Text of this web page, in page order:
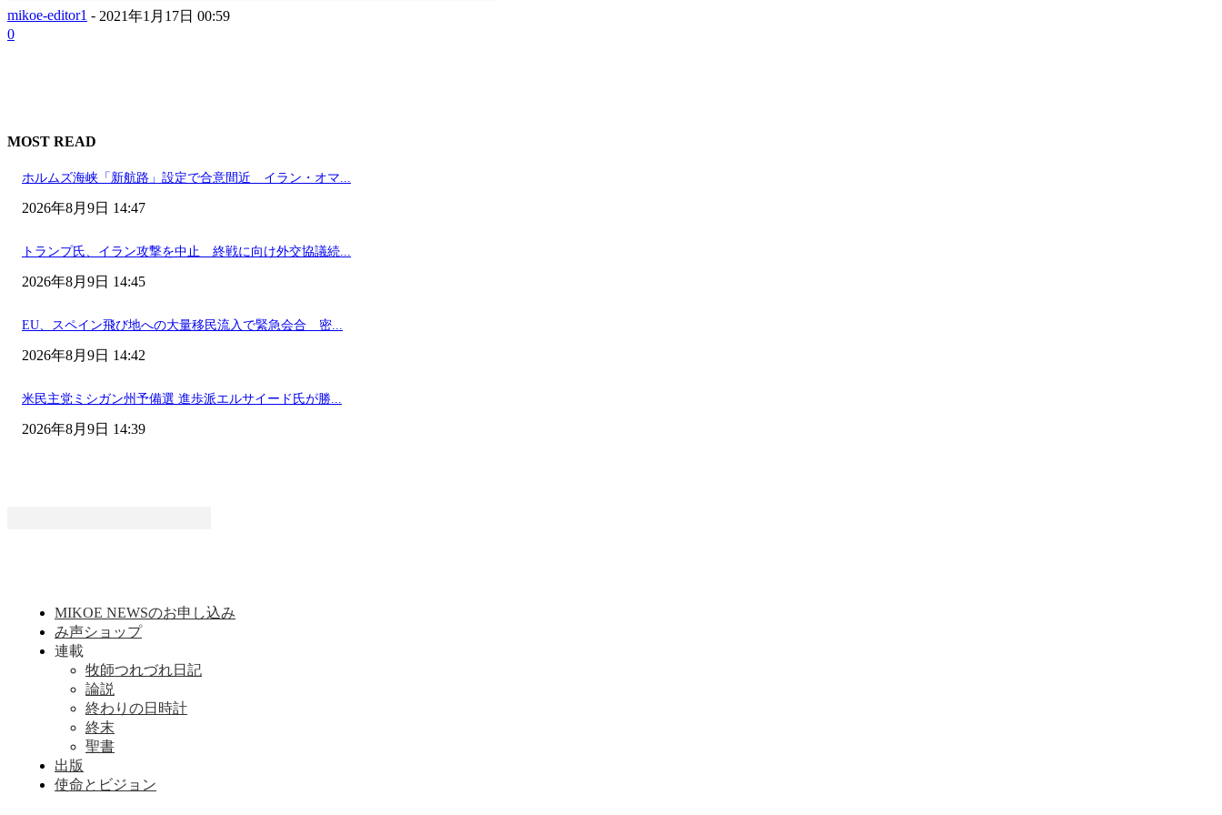
mikoe-editor1 - 2021年1月17日 00:59
0
MOST READ
ホルムズ海峡「新航路」設定で合意間近 イラン・オマ...
2026年8月9日 14:47
トランプ氏、イラン攻撃を中止 終戦に向け外交協議続...
2026年8月9日 14:45
EU、スペイン飛び地への大量移民流入で緊急会合 密...
2026年8月9日 14:42
米民主党ミシガン州予備選 進歩派エルサイード氏が勝...
2026年8月9日 14:39
MIKOE NEWSのお申し込み
み声ショップ
連載
牧師つれづれ日記
論説
終わりの日時計
終末
聖書
出版
使命とビジョン